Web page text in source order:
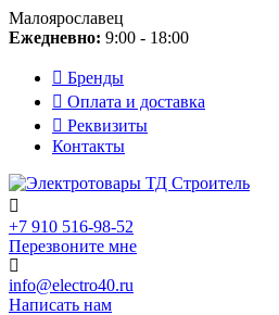
Малоярославец
Ежедневно: 9:00 - 18:00
Бренды
Оплата и доставка
Реквизиты
Контакты
+7 910 516-98-52
Перезвоните мне
info@electro40.ru
Написать нам